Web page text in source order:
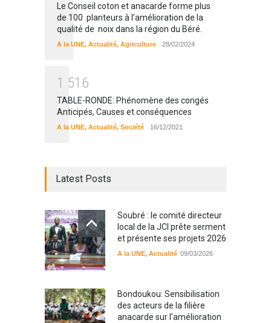
Le Conseil coton et anacarde forme plus
de 100 planteurs à l’amélioration de la
qualité de noix dans la région du Béré.
A la UNE, Actualité, Agriculture 28/02/2024
1 51 6
TABLE-RONDE: Phénomène des congés
Anticipés, Causes et conséquences
A la UNE, Actualité, Société 16/12/2021
Latest Posts
Soubré : le comité directeur
local de la JCI prête serment
et présente ses projets 2026
A la UNE, Actualité 09/03/2026
Bondoukou: Sensibilisation
des acteurs de la filière
anacarde sur l'amélioration